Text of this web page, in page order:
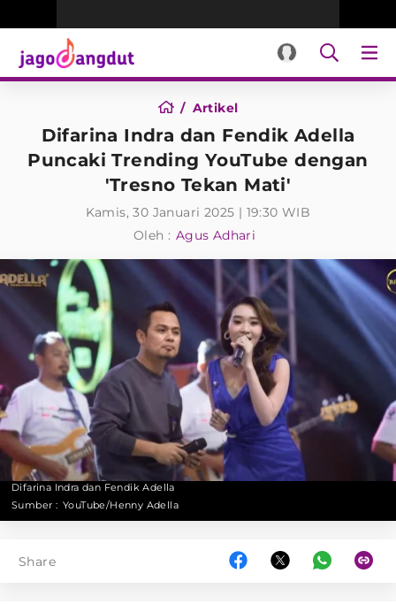
Artikel
Difarina Indra dan Fendik Adella
Puncaki Trending YouTube dengan
'Tresno Tekan Mati'
Kamis, 30 Januari 2025 | 19:30 WIB
Oleh : Agus Adhari
Difarina Indra dan Fendik Adella
Sumber : YouTube/Henny Adella
Share